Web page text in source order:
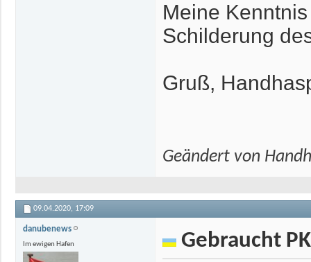
Meine
Schilderung
Gruß,
Geändert von
09.04.2020, 17:09
danubenews
Im ewigen Hafen Gebraucht